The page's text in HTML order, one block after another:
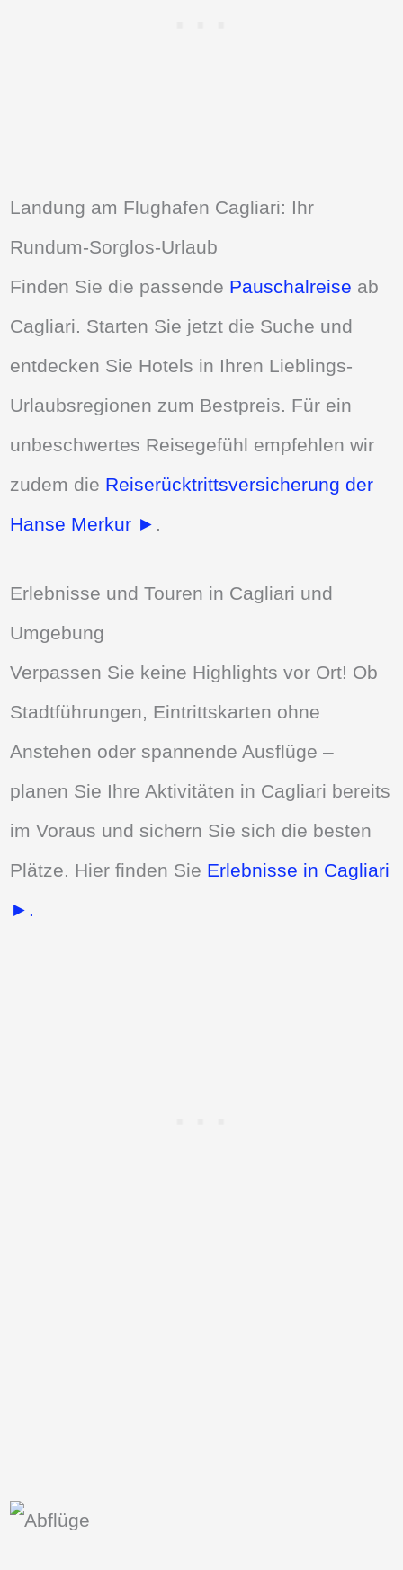
Landung am Flughafen Cagliari: Ihr
Rundum-Sorglos-Urlaub
Finden Sie die passende Pauschalreise ab
Cagliari. Starten Sie jetzt die Suche und
entdecken Sie Hotels in Ihren Lieblings-
Urlaubsregionen zum Bestpreis. Für ein
unbeschwertes Reisegefühl empfehlen wir
zudem die Reiserücktrittsversicherung der
Hanse Merkur ► .
Erlebnisse und Touren in Cagliari und
Umgebung
Verpassen Sie keine Highlights vor Ort! Ob
Stadtführungen, Eintrittskarten ohne
Anstehen oder spannende Ausflüge –
planen Sie Ihre Aktivitäten in Cagliari bereits
im Voraus und sichern Sie sich die besten
Plätze. Hier finden Sie Erlebnisse in Cagliari
►.